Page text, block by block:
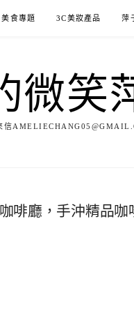
美食專題 3C美妝產品 萍
微
信
啡廳，手沖精品咖